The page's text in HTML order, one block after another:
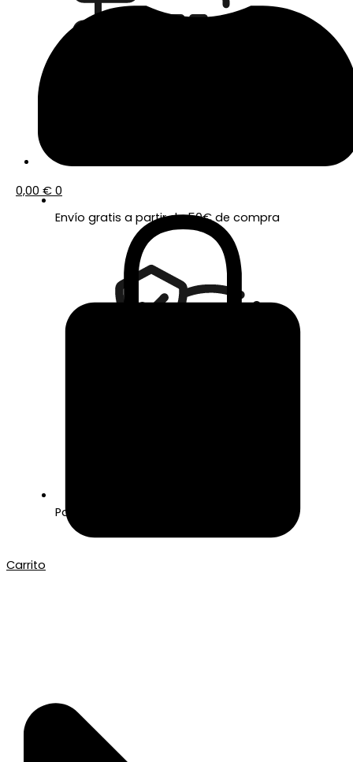
0,00 € 0
Carrito
Envío gratis a partir de 50€ de compra
Pago seguro con Tarjeta o Bizum